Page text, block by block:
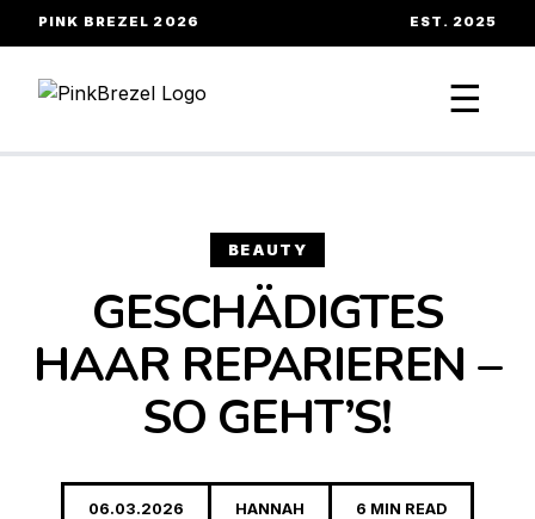
PINK BREZEL 2026 EST. 2025
☰
BEAUTY
GESCHÄDIGTES
HAAR REPARIEREN –
SO GEHT’S!
06.03.2026 HANNAH 6 MIN READ